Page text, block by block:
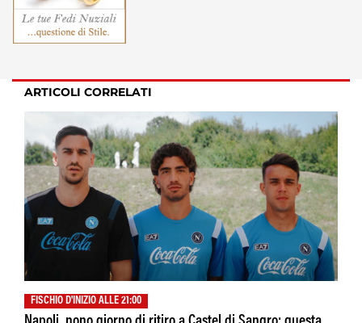
ARTICOLI CORRELATI
FISCHIO D'INIZIO ALLE 21:00